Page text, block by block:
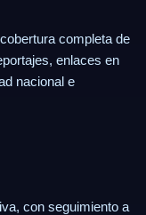
completa de
enlaces en
nacional e
con seguimiento a